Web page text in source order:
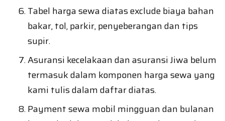
Tabel harga sewa diatas exclude biaya bahan
bakar, tol, parkir, penyeberangan dan tips
supir.
Asuransi kecelakaan dan asuransi Jiwa belum
termasuk dalam komponen harga sewa yang
kami tulis dalam daftar diatas.
Payment sewa mobil mingguan dan bulanan